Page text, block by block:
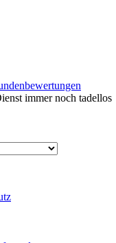
immer noch tadellos